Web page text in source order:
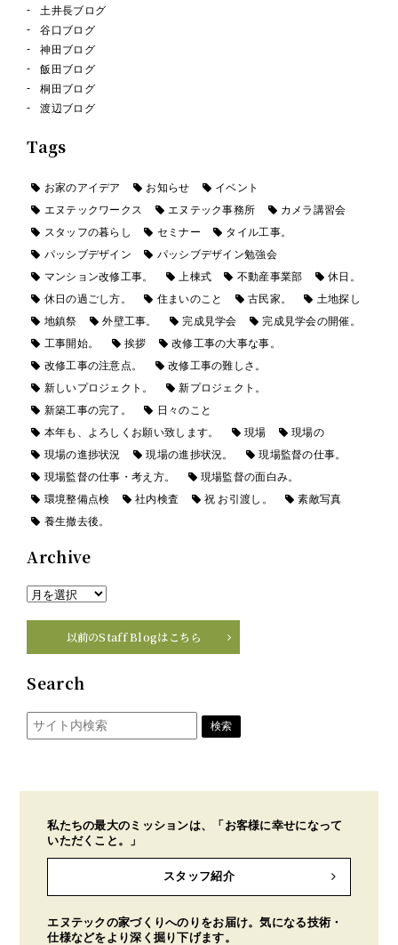
土井長ブログ
谷口ブログ
神田ブログ
飯田ブログ
桐田ブログ
渡辺ブログ
Tags
お家のアイデア お知らせ
イベント
エヌテックワークス
エヌテック事務所
カメラ講習会
スタッフの暮らし
セミナー
タイル工事。
パッシブデザイン
パッシブデザイン勉強会
マンション改修工事。
上棟式 不動産事業部
休日。
休日の過ごし方。
住まいのこと 古民家。
土地探し
地鎮祭
外壁工事。 完成見学会
完成見学会の開催。
工事開始。
挨拶
改修工事の大事な事。
改修工事の注意点。
改修工事の難しさ。
新しいプロジェクト。
新プロジェクト。
新築工事の完了。
日々のこと
本年も、よろしくお願い致します。
現場
現場の
現場の進捗状況
現場の進捗状況。
現場監督の仕事。
現場監督の仕事・考え方。
現場監督の面白み。
環境整備点検
社内検査 祝 お引渡し。
素敵写真
養生撤去後。
Archive
以前のStaff Blogはこちら
Search
私たちの最大のミッションは、「お客様に幸せになって
いただくこと。」
スタッフ紹介
エヌテックの家づくりへのりをお届け。気になる技術・
仕様などをより深く掘り下げます。